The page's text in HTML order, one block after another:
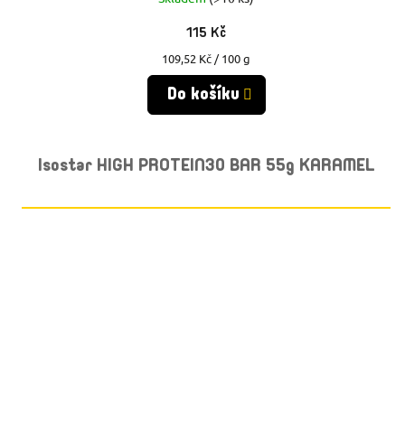
115 Kč
Měrná
cena:
109,52 Kč / 100 g
Do košíku
Isostar HIGH PROTEIN30 BAR 55g KARAMEL